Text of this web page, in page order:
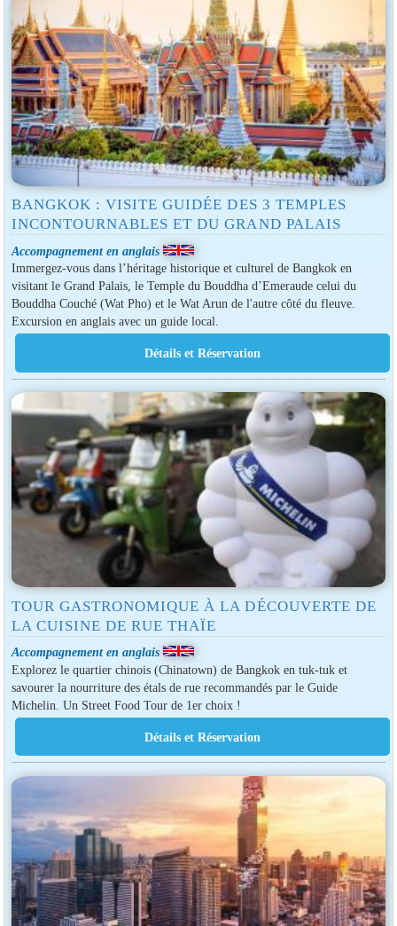
BANGKOK : VISITE GUIDÉE DES 3 TEMPLES
INCONTOURNABLES ET DU GRAND PALAIS
Accompagnement en anglais
Immergez-vous dans l’héritage historique et culturel de Bangkok en
visitant le Grand Palais, le Temple du Bouddha d’Emeraude celui du
Bouddha Couché (Wat Pho) et le Wat Arun de l'autre côté du fleuve.
Excursion en anglais avec un guide local.
TOUR GASTRONOMIQUE À LA DÉCOUVERTE DE
LA CUISINE DE RUE THAÏE
Accompagnement en anglais
Explorez le quartier chinois (Chinatown) de Bangkok en tuk-tuk et
savourer la nourriture des étals de rue recommandés par le Guide
Michelin. Un Street Food Tour de 1er choix !